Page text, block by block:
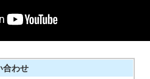
合わせ